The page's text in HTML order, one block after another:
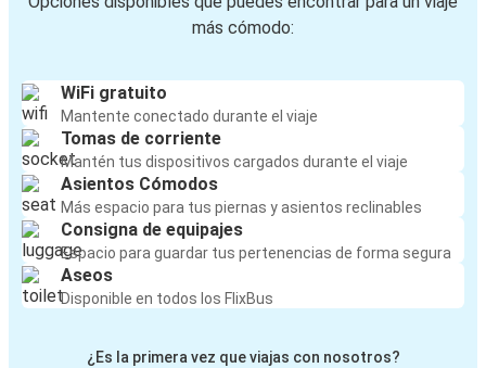
más cómodo:
WiFi gratuito
Mantente conectado durante el viaje
Tomas de corriente
Mantén tus dispositivos cargados durante el viaje
Asientos Cómodos
Más espacio para tus piernas y asientos reclinables
Consigna de equipajes
Espacio para guardar tus pertenencias de forma segura
Aseos
Disponible en todos los FlixBus
¿Es la primera vez que viajas con nosotros?